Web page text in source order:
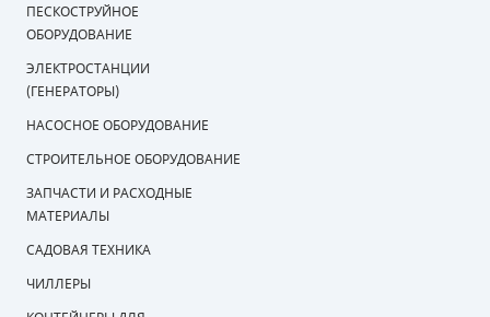
ПЕСКОСТРУЙНОЕ
ОБОРУДОВАНИЕ
ЭЛЕКТРОСТАНЦИИ
(ГЕНЕРАТОРЫ)
НАСОСНОЕ ОБОРУДОВАНИЕ
СТРОИТЕЛЬНОЕ ОБОРУДОВАНИЕ
ЗАПЧАСТИ И РАСХОДНЫЕ
МАТЕРИАЛЫ
САДОВАЯ ТЕХНИКА
ЧИЛЛЕРЫ